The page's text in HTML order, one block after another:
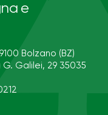
e
Bolzano (BZ)
Galilei, 29 35035